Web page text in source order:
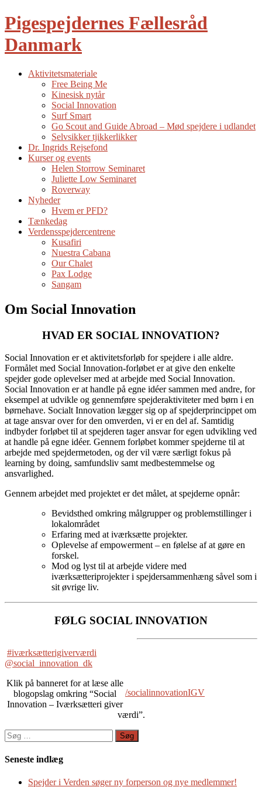
Pigespejdernes Fællesråd
Danmark
Aktivitetsmateriale
Free Being Me
Kinesisk nytår
Social Innovation
Surf Smart
Go Scout and Guide Abroad – Mød spejdere i udlandet
Selvsikker tjikkerlikker
Dr. Ingrids Rejsefond
Kurser og events
Helen Storrow Seminaret
Juliette Low Seminaret
Roverway
Nyheder
Hvem er PFD?
Tænkedag
Verdensspejdercentrene
Kusafiri
Nuestra Cabana
Our Chalet
Pax Lodge
Sangam
Om Social Innovation
HVAD ER SOCIAL INNOVATION?
Social Innovation er et aktivitetsforløb for spejdere i alle aldre.
Formålet med Social Innovation-forløbet er at give den enkelte
spejder gode oplevelser med at arbejde med Social Innovation.
Social Innovation er at handle på egne idéer sammen med andre, for
eksempel at udvikle og gennemføre spejderaktiviteter med børn i en
børnehave. Socialt Innovation lægger sig op af spejderprincippet om
at tage ansvar over for den omverden, vi er en del af. Samtidig
indbyder forløbet til at spejderen tager ansvar for egen udvikling ved
at handle på egne idéer. Gennem forløbet kommer spejderne til at
arbejde med spejdermetoden, og der vil være særligt fokus på
learning by doing, samfundsliv samt medbestemmelse og
ansvarlighed.
Gennem arbejdet med projektet er det målet, at spejderne opnår:
Bevidsthed omkring målgrupper og problemstillinger i
lokalområdet
Erfaring med at iværksætte projekter.
Oplevelse af empowerment – en følelse af at gøre en
forskel.
Mod og lyst til at arbejde videre med
iværksætteriprojekter i spejdersammenhæng såvel som i
sit øvrige liv.
FØLG SOCIAL INNOVATION
#iværksætterigiverværdi
@social_innovation_dk
/socialinnovationIGV
Klik på banneret for at læse alle
blogopslag omkring “Social
Innovation – Iværksætteri giver
værdi”.
Søg
efter:
Seneste indlæg
Spejder i Verden søger ny forperson og nye medlemmer!